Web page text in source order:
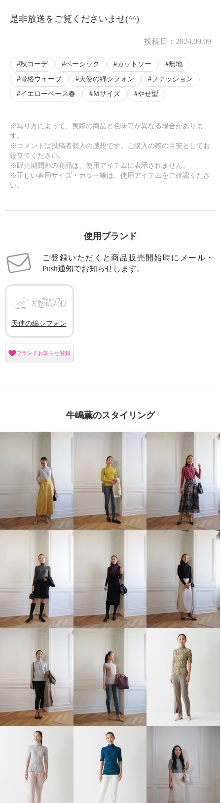
是非放送をご覧くださいませ(^^)
投稿日： 2024.09.09
秋コーデ ベーシック カットソー
無地
骨格ウェーブ
天使の綿シフォン
ファッション
イエローベース春
Ｍサイズ やせ型
※写り方によって、実際の商品と色味等が異なる場合がありま
す。
※コメントは投稿者個人の感想です。ご購入の際の目安としてお
役立てください。
※販売期間外の商品は、使用アイテムに表示されません。
※正しい着用サイズ・カラー等は、使用アイテムをご確認くださ
い。
使用ブランド
ご登録いただくと商品販売開始時にメール・
Push通知でお知らせします。
天使の綿シフォン
ブランドお知らせ登録
牛嶋薫のスタイリング